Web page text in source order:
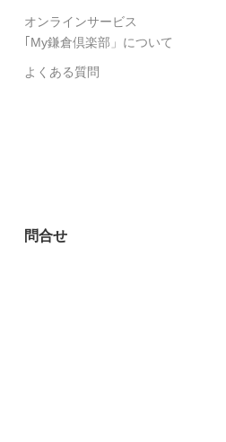
オンラインサービス
｢My鎌倉倶楽部」について
よくある質問
問合せ